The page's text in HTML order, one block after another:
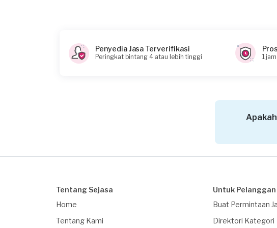
Rp180.000 + Rp11.000 (biaya layanan)
Catatan
Penyedia Jasa Terverifikasi
Peringkat bintang 4 atau lebih tinggi 1
Tentang Sejasa
Home
Tentang Kami
Untuk Pelanggan
Buat Permintaan
Direktori Kategori